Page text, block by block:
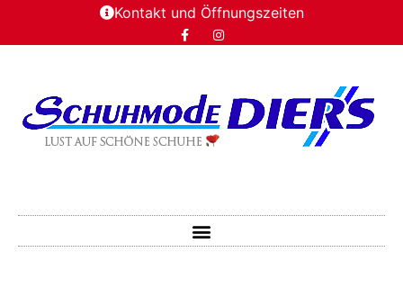
Kontakt und Öffnungszeiten